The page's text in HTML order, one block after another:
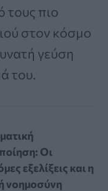
τους πιο
στον κόσμο
γεύση
του.
Οι
εξελίξεις και η
νοημοσύνη